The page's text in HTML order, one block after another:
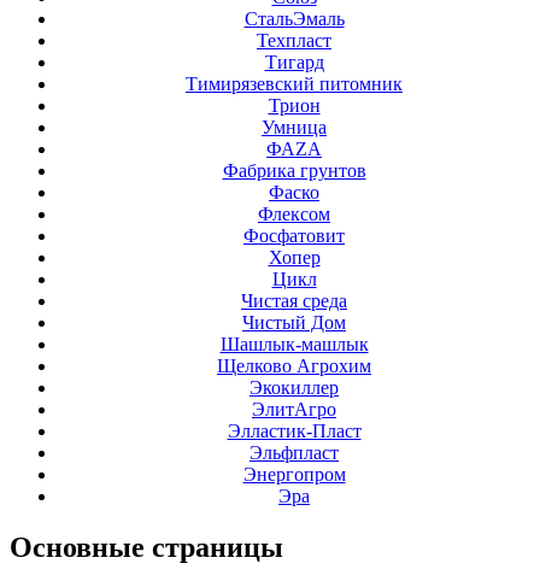
СтальЭмаль
Техпласт
Тигард
Тимирязевский питомник
Трион
Умница
ФАZА
Фабрика грунтов
Фаско
Флексом
Фосфатовит
Хопер
Цикл
Чистая среда
Чистый Дом
Шашлык-машлык
Щелково Агрохим
Экокиллер
ЭлитАгро
Элластик-Пласт
Эльфпласт
Энергопром
Эра
Основные страницы